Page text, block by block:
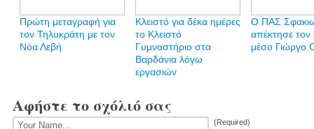
Πρώτη μεταγραφή για
τον Τηλυκράτη με τον
Νόα Λεβή
Κλειστό για δέκα ημέρες
το Κλειστό
Γυμναστήριο στα
Βαρδάνια λόγω
εργασιών
Ο ΠΑΣ
απέκτησε τον
μέσο Γιώργο
Αφήστε το σχόλιό σας
(Required)